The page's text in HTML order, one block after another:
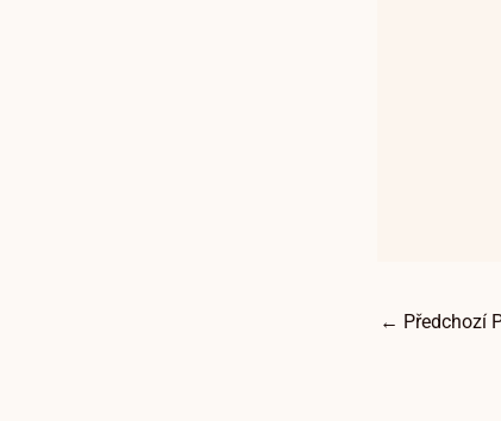
← Předchozí